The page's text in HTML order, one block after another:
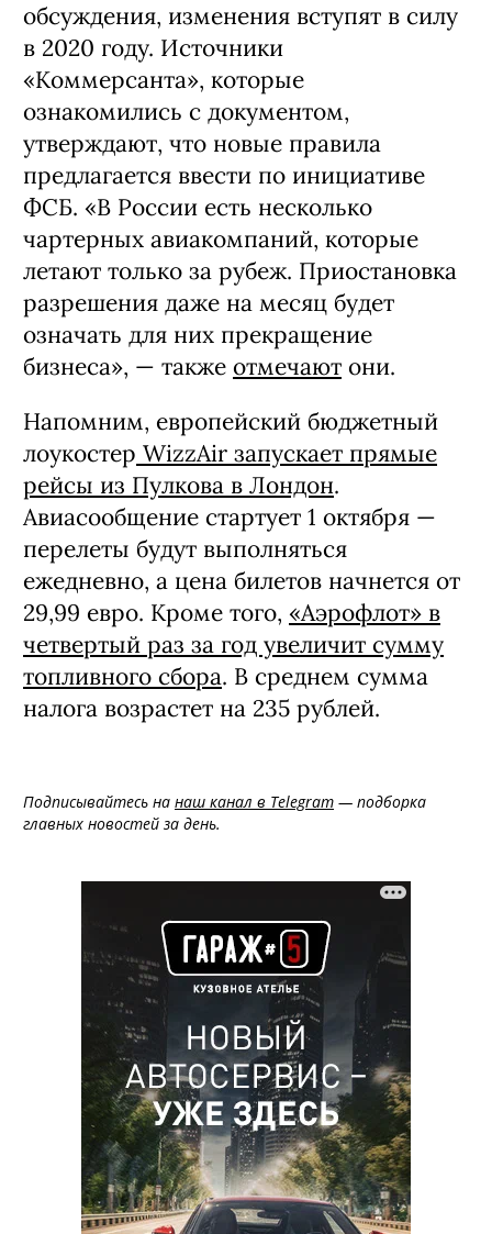
обсуждения, изменения вступят в силу
в 2020 году. Источники
«Коммерсанта», которые
ознакомились с документом,
утверждают, что новые правила
предлагается ввести по инициативе
ФСБ. «В России есть несколько
чартерных авиакомпаний, которые
летают только за рубеж. Приостановка
разрешения даже на месяц будет
означать для них прекращение
бизнеса», — также отмечают они.
Напомним, европейский бюджетный
лоукостер WizzAir запускает прямые
рейсы из Пулкова в Лондон.
Авиасообщение стартует 1 октября —
перелеты будут выполняться
ежедневно, а цена билетов начнется от
29,99 евро. Кроме того, «Аэрофлот» в
четвертый раз за год увеличит сумму
топливного сбора. В среднем сумма
налога возрастет на 235 рублей.
Подписывайтесь на наш канал в Telegram — подборка
главных новостей за день.